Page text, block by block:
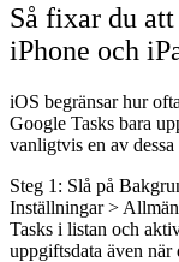
Så fixar du
iPhone och
iOS begränsar hur
Google Tasks bara
vanligtvis en av
Steg 1: Slå på
Inställningar >
Tasks i listan och
uppgiftsdata även